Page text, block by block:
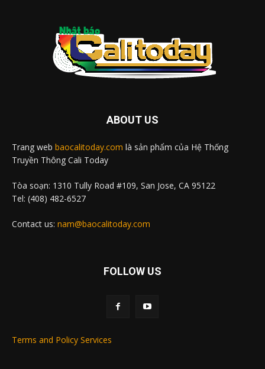
ABOUT US
Trang web baocalitoday.com là sản phẩm của Hệ Thống
Truyền Thông Cali Today
Tòa soạn: 1310 Tully Road #109, San Jose, CA 95122
Tel: (408) 482-6527
Contact us: nam@baocalitoday.com
FOLLOW US
Terms and Policy Services